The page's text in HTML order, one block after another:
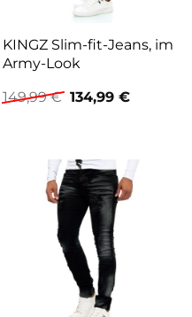
KINGZ Slim-fit-Jeans, im
Army-Look
149,99€ Ursprünglicher
Preis
134,99 €